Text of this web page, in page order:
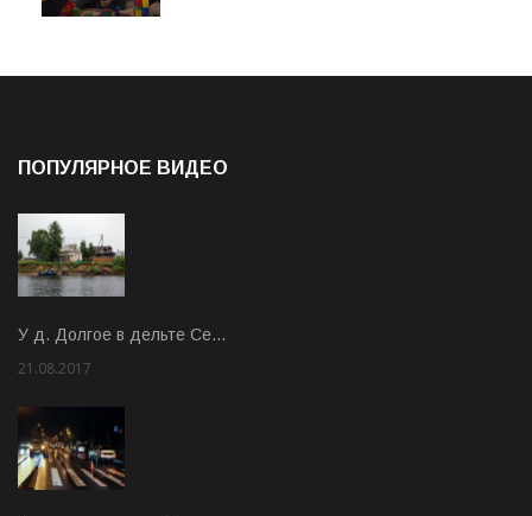
ПОПУЛЯРНОЕ ВИДЕО
У д. Долгое в дельте Се…
21.08.2017